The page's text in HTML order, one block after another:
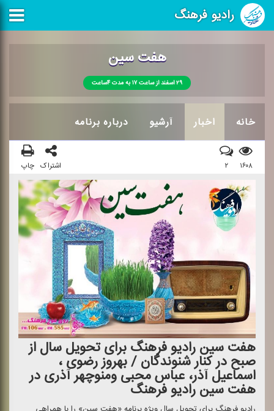
رادیو فرهنگ
هفت سین
۲۹ اسفند از ساعت ۱۷ به مدت ۴ساعت
خانه اخبار آرشیو درباره برنامه
۱۶۰۸ ۲ اشتراک چاپ
هفت سین رادیو فرهنگ برای تحویل سال از
صبح در كنار شنوندگان / بهروز رضوی ،
اسماعیل آذر، عباس محبی و‌منوچهر آذری در
هفت سین رادیو فرهنگ